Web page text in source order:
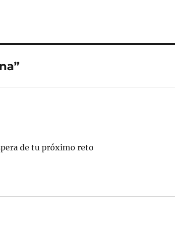
de tu próximo reto